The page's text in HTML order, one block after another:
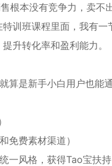
根本没有竞争力，卖不出
训班课程里面，我有
升转化率和盈利能力。
算是新手小白用户也能
免费素材渠道）
一风格，获得Tao宝扶持